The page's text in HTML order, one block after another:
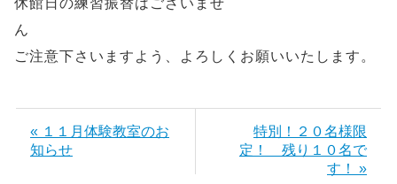
休館日の練習振替はございませ
ご注意下さいますよう、よろしくお願いいたします。
« １１月体験教室のお
知らせ
特別！２０名様限
定！ 残り１０名で
す！ »